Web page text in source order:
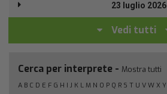
23 luglio 2026
Vedi tutti
Cerca per interprete - Mostra tutti
A B C D E F G H I J K L M N O P Q R S T U V W X Y